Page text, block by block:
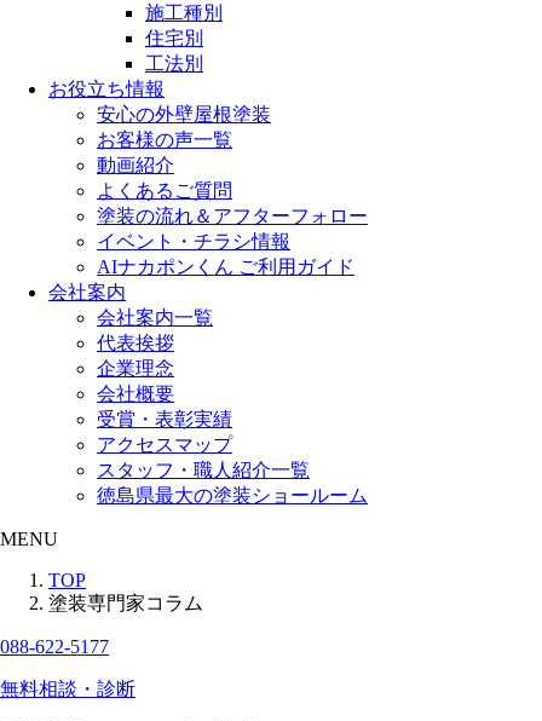
施工種別
住宅別
工法別
お役立ち情報
安心の外壁屋根塗装
お客様の声一覧
動画紹介
よくあるご質問
塗装の流れ＆アフターフォロー
イベント・チラシ情報
AIナカポンくん ご利用ガイド
会社案内
会社案内一覧
代表挨拶
企業理念
会社概要
受賞・表彰実績
アクセスマップ
スタッフ・職人紹介一覧
徳島県最大の塗装ショールーム
MENU
TOP
塗装専門家コラム
088-622-5177
無料相談・診断